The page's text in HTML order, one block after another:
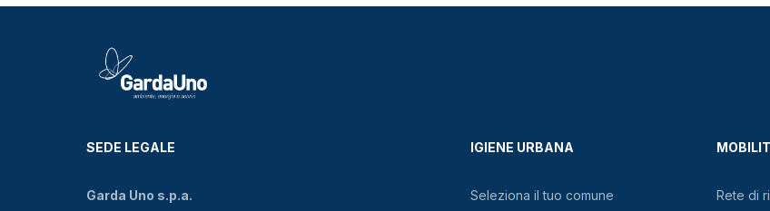
SEDE LEGALE
Garda Uno s.p.a.
IGIENE URBANA
Seleziona il tuo comune
Rete di